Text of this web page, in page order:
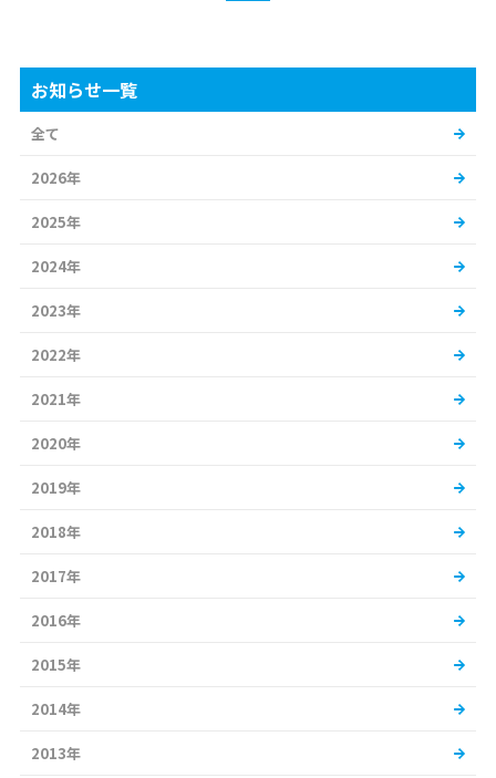
お知らせ一覧
全て
2026年
2025年
2024年
2023年
2022年
2021年
2020年
2019年
2018年
2017年
2016年
2015年
2014年
2013年